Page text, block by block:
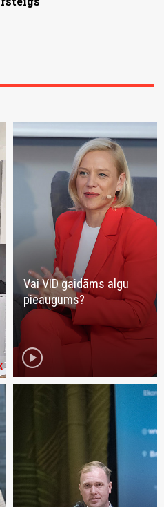
Vai VID gaidāms algu
pieaugums?
play_circle